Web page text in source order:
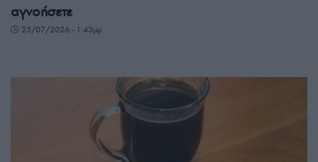
αγνοήσετε
25/07/2026 - 1:43μμ